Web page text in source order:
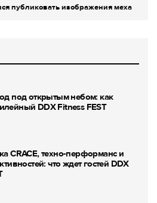
публиковать изображения меха
под открытым небом: как
DDX Fitness FEST
CRACE, техно-перформанс и
что ждет гостей DDX